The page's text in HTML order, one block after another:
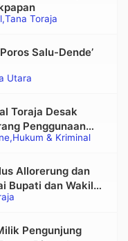
Tana Toraja
Utara
Salu-Dende’
Hukum & Kriminal
Toraja Desak
Penggunaan
Rumah Adat
Allorerung dan
Bupati dan Wakil
Pengunjung